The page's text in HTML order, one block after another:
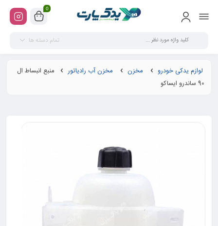
0
تمام دسته ها
لوازم یدکی خودرو مخزن مخزن آب رادیاتور
منبع انبساط ال
90 ساندرو ایساکو